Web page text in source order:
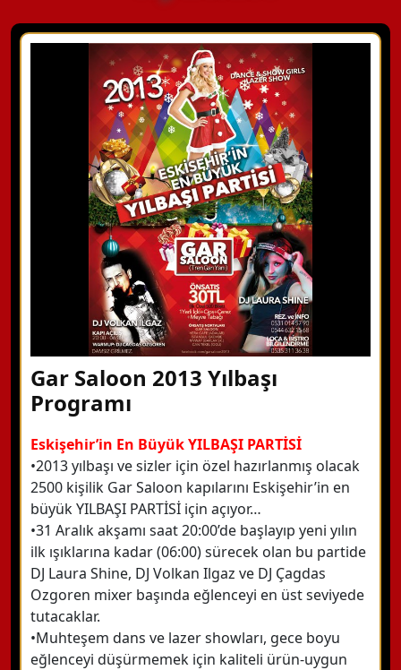
Gar Saloon 2013 Yılbaşı
Programı
Eskişehir’in En Büyük YILBAŞI PARTİSİ
•2013 yılbaşı ve sizler için özel hazırlanmış olacak
2500 kişilik Gar Saloon kapılarını Eskişehir’in en
büyük YILBAŞI PARTİSİ için açıyor…
•31 Aralık akşamı saat 20:00’de başlayıp yeni yılın
ilk ışıklarına kadar (06:00) sürecek olan bu partide
DJ Laura Shine, DJ Volkan Ilgaz ve DJ Çagdas
Ozgoren mixer başında eğlenceyi en üst seviyede
tutacaklar.
•Muhteşem dans ve lazer showları, gece boyu
eğlenceyi düşürmemek için kaliteli ürün-uygun